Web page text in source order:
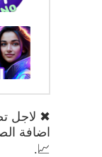
✖ لاجل
اضافة
📈
.